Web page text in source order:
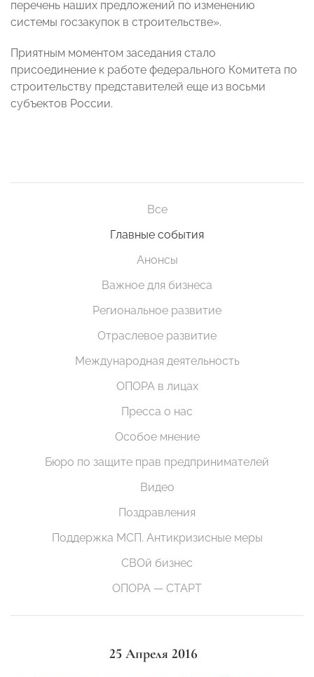
перечень наших предложений по изменению
системы госзакупок в строительстве».
Приятным моментом заседания стало
присоединение к работе федерального Комитета по
строительству представителей еще из восьми
субъектов России.
Все
Главные события
Анонсы
Важное для бизнеса
Региональное развитие
Отраслевое развитие
Международная деятельность
ОПОРА в лицах
Пресса о нас
Особое мнение
Бюро по защите прав предпринимателей
Видео
Поздравления
Поддержка МСП. Антикризисные меры
СВОй бизнес
ОПОРА — СТАРТ
25 Апреля 2016